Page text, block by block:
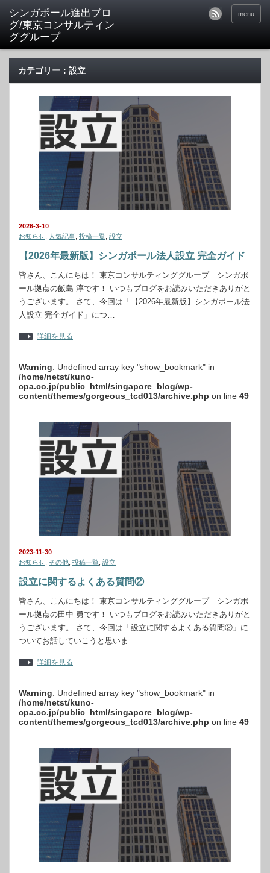
シンガポール進出ブロ
グ/東京コンサルティン
ググループ
menu
カテゴリー：設立
2026-3-10
お知らせ
人気記事 投稿一覧 設立
【2026年最新版】シンガポール法人設立 完全ガイド
皆さん、こんにちは！ 東京コンサルティンググループ シンガポ
ール拠点の飯島 淳です！ いつもブログをお読みいただきありがと
うございます。 さて、今回は「【2026年最新版】シンガポール法
人設立 完全ガイド」につ…
詳細を見る
Warning: Undefined array key "show_bookmark" in
/home/netst/kuno-
cpa.co.jp/public_html/singapore_blog/wp-
content/themes/gorgeous_tcd013/archive.php on line 49
2023-11-30
お知らせ その他 投稿一覧 設立
設立に関するよくある質問②
皆さん、こんにちは！ 東京コンサルティンググループ シンガポ
ール拠点の田中 勇です！ いつもブログをお読みいただきありがと
うございます。 さて、今回は「設立に関するよくある質問②」に
ついてお話していこうと思いま…
詳細を見る
Warning: Undefined array key "show_bookmark" in
/home/netst/kuno-
cpa.co.jp/public_html/singapore_blog/wp-
content/themes/gorgeous_tcd013/archive.php on line 49